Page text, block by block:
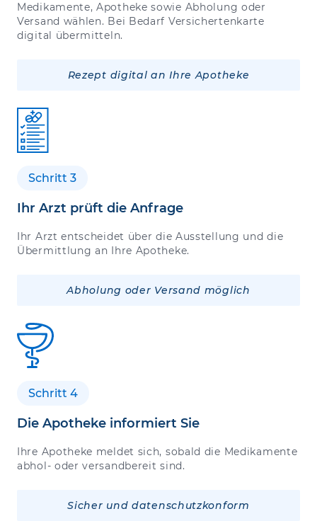
Medikamente, Apotheke sowie Abholung oder
Versand wählen. Bei Bedarf Versichertenkarte
digital übermitteln.
Rezept digital an Ihre Apotheke
Schritt 3
Ihr Arzt prüft die Anfrage
Ihr Arzt entscheidet über die Ausstellung und die
Übermittlung an Ihre Apotheke.
Abholung oder Versand möglich
Schritt 4
Die Apotheke informiert Sie
Ihre Apotheke meldet sich, sobald die Medikamente
abhol- oder versandbereit sind.
Sicher und datenschutzkonform